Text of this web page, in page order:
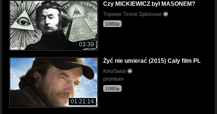
03:39
Czy MICKIEWICZ był MASONEM?
Topowe Teorie Spiskowe
1080p
01:21:14
Żyć nie umierać (2015) Cały film PL
KinoSwiat
premium
1080p